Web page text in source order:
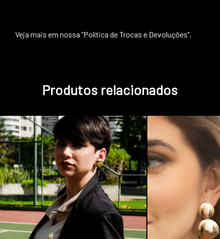
Veja mais em nossa “Política de Trocas e Devoluções”.
Produtos relacionados